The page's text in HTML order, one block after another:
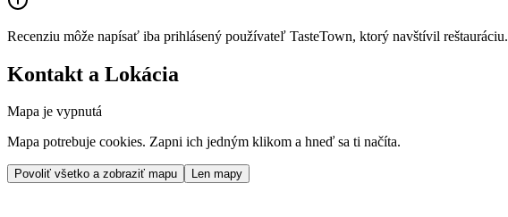
Recenziu môže napísať iba prihlásený používateľ TasteTown, ktorý navštívil reštauráciu.
Kontakt a Lokácia
Mapa je vypnutá
Mapa potrebuje cookies. Zapni ich jedným klikom a hneď sa ti načíta.
Povoliť všetko a zobraziť mapu Len mapy